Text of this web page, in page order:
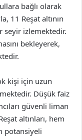
bağlı olarak
11 Reşat altının
seyir izlemektedir.
bekleyerek,
kişi için uzun
Düşük faiz
güvenli liman
altınları, hem
potansiyeli